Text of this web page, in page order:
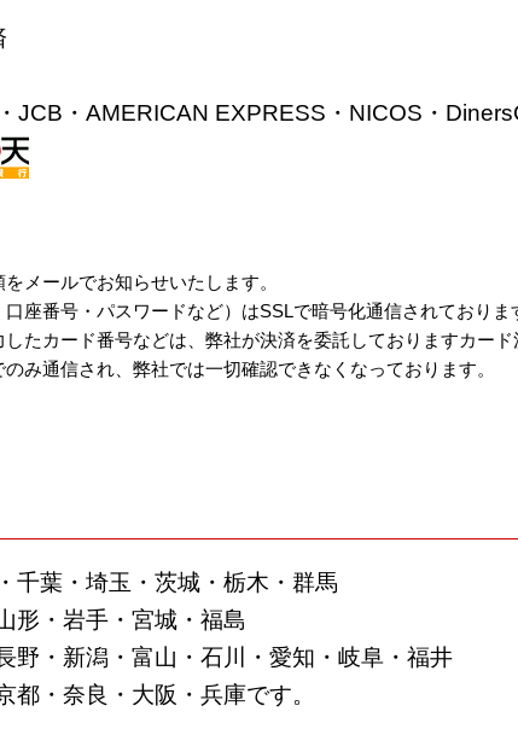
JCB・AMERICAN EXPRESS・NICOS・
メールでお知らせいたします。
口座番号・パスワードなど）はSSLで暗号化通信されており
たカード番号などは、弊社が決済を委託しておりますカー
み通信され、弊社では一切確認できなくなっております。
千葉・埼玉・茨城・栃木・群馬
形・岩手・宮城・福島
野・新潟・富山・石川・愛知・岐阜・福井
都・奈良・大阪・兵庫です。